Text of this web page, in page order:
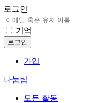
로그인
기억
가입
나눔팁
모든 활동